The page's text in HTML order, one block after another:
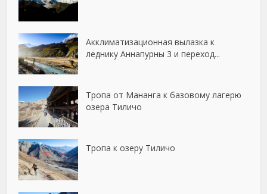
Акклиматизационная вылазка к
леднику Аннапурны 3 и переход...
Тропа от Мананга к базовому лагерю
озера Тиличо
Тропа к озеру Тиличо